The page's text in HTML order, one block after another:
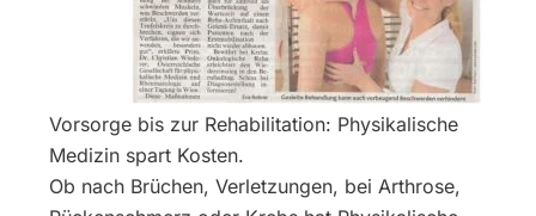
Vorsorge bis zur Rehabilitation: Physikalische
Medizin spart Kosten.
Ob nach Brüchen, Verletzungen, bei Arthrose,